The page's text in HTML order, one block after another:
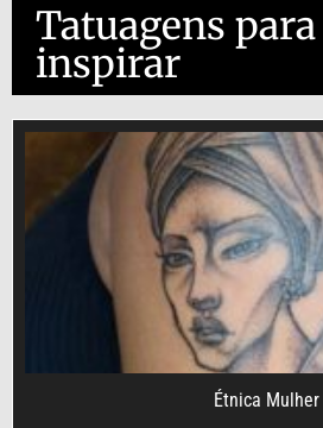
Tatuagens para
inspirar
Étnica Mulher